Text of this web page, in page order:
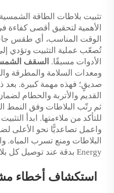
تثبيت بلاطات الطاقة
الأهمية لتحقيق أقصى كفاءة في
الوقت المناسب، أي طقس
تُصعّب عملية التثبيت وتؤدي
الأدوات مسبقًا. السقف
ومعدات السلامة والمطرقة
صديقٍ؛ فهذه مهمة كبيرة.
القديم والأتربة والحطام
ثم رتّب البلاطات وفق النمط
للتأكد من ملاءمتها. ابدأ
واعمل تصاعديًّا نحو الأعلى
Energy بدقة عند توصيل كل بلاطة بشكل آمن.
استكشاف أخطاء